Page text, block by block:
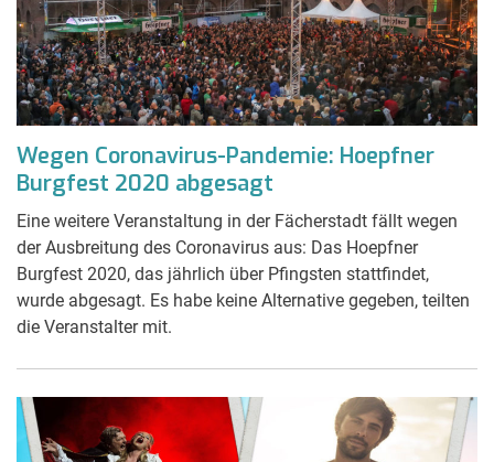
Wegen Coronavirus-Pandemie: Hoepfner
Burgfest 2020 abgesagt
Eine weitere Veranstaltung in der Fächerstadt fällt wegen
der Ausbreitung des Coronavirus aus: Das Hoepfner
Burgfest 2020, das jährlich über Pfingsten stattfindet,
wurde abgesagt. Es habe keine Alternative gegeben, teilten
die Veranstalter mit.